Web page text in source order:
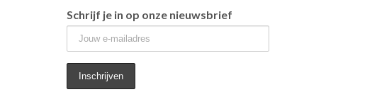
Schrijf je in op onze nieuwsbrief